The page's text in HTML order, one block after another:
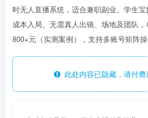
时无人直播系统，​适合兼职副业、学生
成本入局。无需真人出镜、场地及团队
800+元（实测案例），支持多账号矩阵操
此处内容已隐藏，请付费